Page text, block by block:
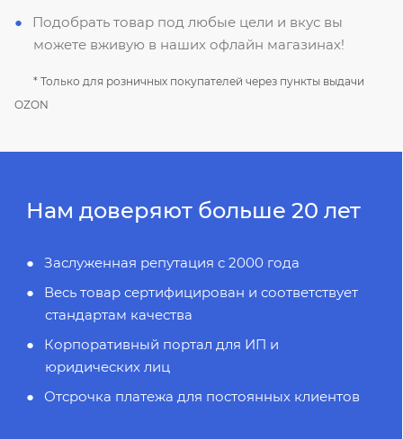
Подобрать товар под любые цели и вкус вы
можете вживую в наших офлайн магазинах!
* Только для розничных покупателей через пункты выдачи
OZON
Нам доверяют больше 20 лет
Заслуженная репутация с 2000 года
Весь товар сертифицирован и соответствует
стандартам качества
Корпоративный портал для ИП и
юридических лиц
Отсрочка платежа для постоянных клиентов